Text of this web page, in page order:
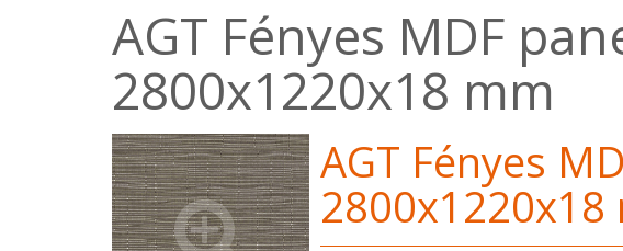
AGT Fényes MDF
2800x1220x18 mm
AGT Fényes
2800x1220x18